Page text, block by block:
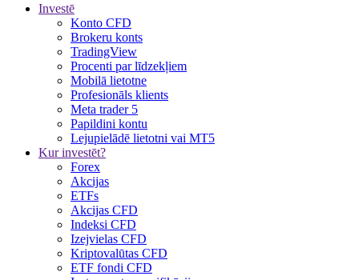
Investē
Konto CFD
Brokeru konts
TradingView
Procenti par līdzekļiem
Mobilā lietotne
Profesionāls klients
Meta trader 5
Papildini kontu
Lejupielādē lietotni vai MT5
Kur investēt?
Forex
Akcijas
ETFs
Akcijas CFD
Indeksi CFD
Izejvielas CFD
Kriptovalūtas CFD
ETF fondi CFD